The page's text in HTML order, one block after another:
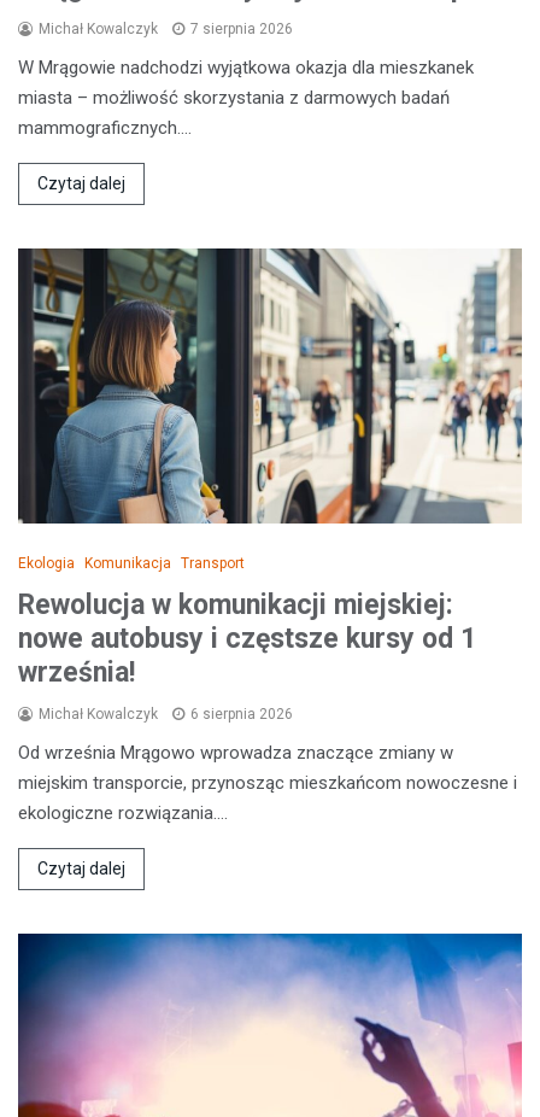
Michał Kowalczyk 7 sierpnia 2026
W Mrągowie nadchodzi wyjątkowa okazja dla mieszkanek
miasta – możliwość skorzystania z darmowych badań
mammograficznych.…
Czytaj dalej
Ekologia Komunikacja Transport
Rewolucja w komunikacji miejskiej:
nowe autobusy i częstsze kursy od 1
września!
Michał Kowalczyk 6 sierpnia 2026
Od września Mrągowo wprowadza znaczące zmiany w
miejskim transporcie, przynosząc mieszkańcom nowoczesne i
ekologiczne rozwiązania.…
Czytaj dalej